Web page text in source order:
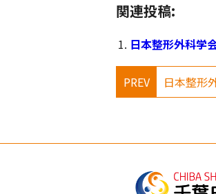
関連投稿:
日本整形外科学
PREV